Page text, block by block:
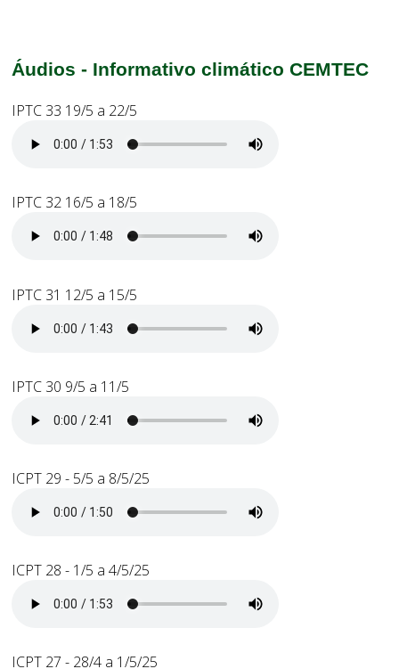
Áudios - Informativo climático CEMTEC
IPTC 33 19/5 a 22/5
IPTC 32 16/5 a 18/5
IPTC 31 12/5 a 15/5
IPTC 30 9/5 a 11/5
ICPT 29 - 5/5 a 8/5/25
ICPT 28 - 1/5 a 4/5/25
ICPT 27 - 28/4 a 1/5/25